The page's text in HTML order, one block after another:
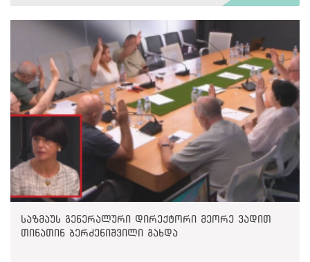
საზმაუს გენერალური დირექტორი მეორე ვადით
თინათინ ბერძენიშვილი გახდა